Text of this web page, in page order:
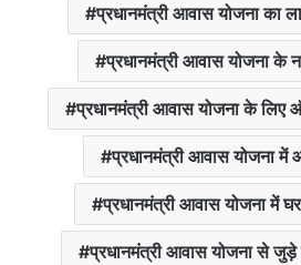
प्रधानमंत्री आवास योजना का
प्रधानमंत्री आवास योजना के
प्रधानमंत्री आवास योजना के लिए
प्रधानमंत्री आवास योजना
प्रधानमंत्री आवास योजना में
प्रधानमंत्री आवास योजना से जुड़े